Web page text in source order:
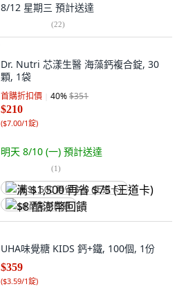
8/12 星期三 預計送達
(22)
Dr. Nutri 芯漾生醫 海藻鈣複合錠, 30
顆, 1袋
首購折扣價 40%$351
$210
($7.00/1錠)
明天 8/10 (一) 預計送達
(1)
满 $1,500 再省 $75 (王道卡)
$8 酷澎幣回饋
UHA味覺糖 KIDS 鈣+鐵, 100個, 1份
$359
($3.59/1錠)